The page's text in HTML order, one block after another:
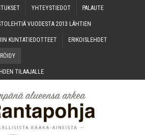
YHTEYS­TIE­DOT PALAU­TE
VUO­DES­TA 2013 LÄHTIEN
IIN KUN­TA­TIE­DOT­TEET ERI­KOIS­LEH­DET
TILAAJALLE